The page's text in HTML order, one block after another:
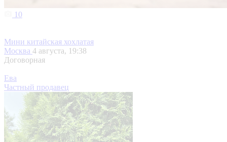
10
Мини китайская хохлатая
Москва 4 августа, 19:38
Договорная
Ева
Частный продавец